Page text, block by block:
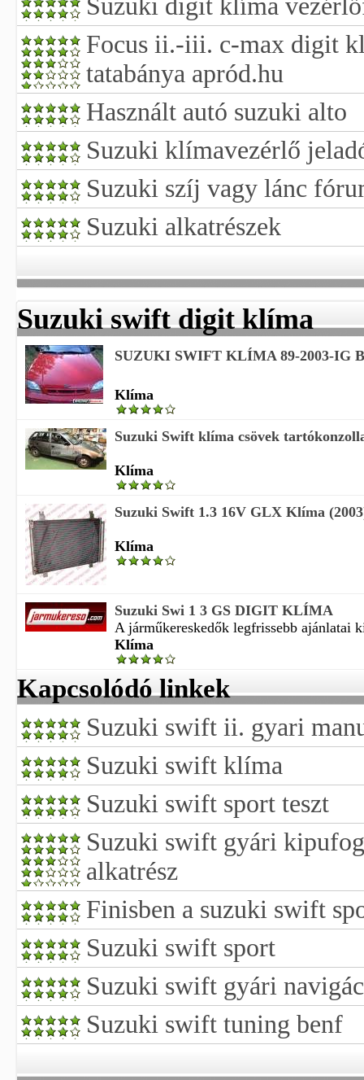
Suzuki digit klíma
Focus ii.-iii. c-max digit
tatabánya apród.hu
Használt autó suzuki alto
Suzuki klímavezérlő
Suzuki szíj vagy lánc
Suzuki alkatrészek
Suzuki swift digit klíma
SUZUKI SWIFT KLÍMA 89-2003-IG
Klíma
Suzuki Swift klíma csövek
Klíma
Suzuki Swift 1.3 16V GLX Klíma
Klíma
Suzuki Swi 1 3 GS DIGIT KLÍMA
A járműkereskedők legfrissebb ajánlatai
Klíma
Kapcsolódó linkek
Suzuki swift ii. gyari
Suzuki swift klíma
Suzuki swift sport teszt
Suzuki swift gyári
alkatrész
Finisben a suzuki swift
Suzuki swift sport
Suzuki swift gyári
Suzuki swift tuning benf